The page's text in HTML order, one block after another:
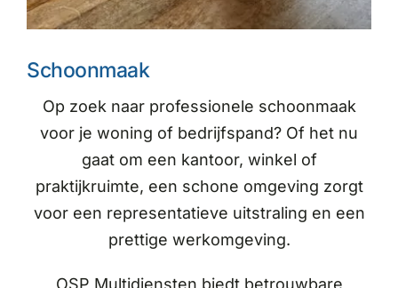
Schoonmaak
Op zoek naar professionele schoonmaak
voor je woning of bedrijfspand? Of het nu
gaat om een kantoor, winkel of
praktijkruimte, een schone omgeving zorgt
voor een representatieve uitstraling en een
prettige werkomgeving.
OSP Multidiensten biedt betrouwbare